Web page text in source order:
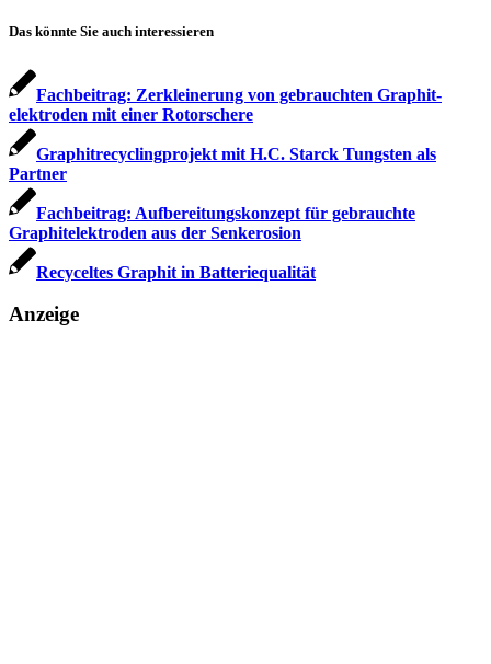
Das könnte Sie auch interessieren
Fachbeitrag: Zerkleinerung von gebrauchten Graphit­
elektroden mit einer Rotorschere
Graphitrecyclingprojekt mit H.C. Starck Tungsten als
Partner
Fachbeitrag: Aufbereitungskonzept für gebrauchte
Graphitelektroden aus der Senkerosion
Recyceltes Graphit in Batteriequalität
Anzeige